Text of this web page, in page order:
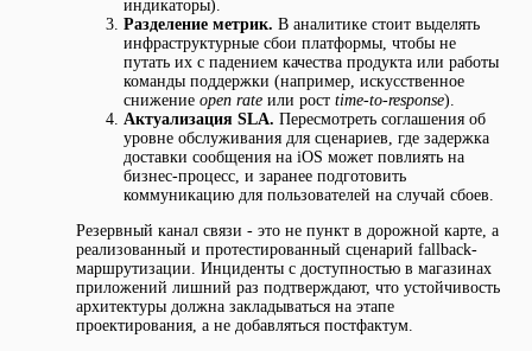
индикаторы).
Разделение метрик. В аналитике стоит выделять
инфраструктурные сбои платформы, чтобы не
путать их с падением качества продукта или работы
команды поддержки (например, искусственное
снижение open rate или рост time-to-response).
Актуализация SLA. Пересмотреть соглашения об
уровне обслуживания для сценариев, где задержка
доставки сообщения на iOS может повлиять на
бизнес-процесс, и заранее подготовить
коммуникацию для пользователей на случай сбоев.
Резервный канал связи - это не пункт в дорожной карте, а
реализованный и протестированный сценарий fallback-
маршрутизации. Инциденты с доступностью в магазинах
приложений лишний раз подтверждают, что устойчивость
архитектуры должна закладываться на этапе
проектирования, а не добавляться постфактум.